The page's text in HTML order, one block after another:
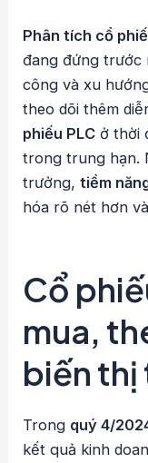
Phân tích cổ
đang đứng trước
công và xu
theo dõi thêm
phiếu PLC ở thời
trong trung hạn.
trưởng,tiềm
hóa rõ nét hơn
Cổ
mua,
biến
Trong quý 4/
kết quả kinh